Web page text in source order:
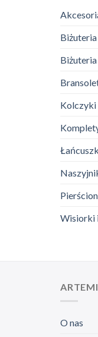
Kolczyki
Wisiorki
O nas